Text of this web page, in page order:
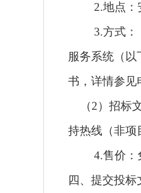
2.地点
3.方式
服务系统（以
书，详情参见
（2）招标
持热线（非项
4.售价：
四、提交投